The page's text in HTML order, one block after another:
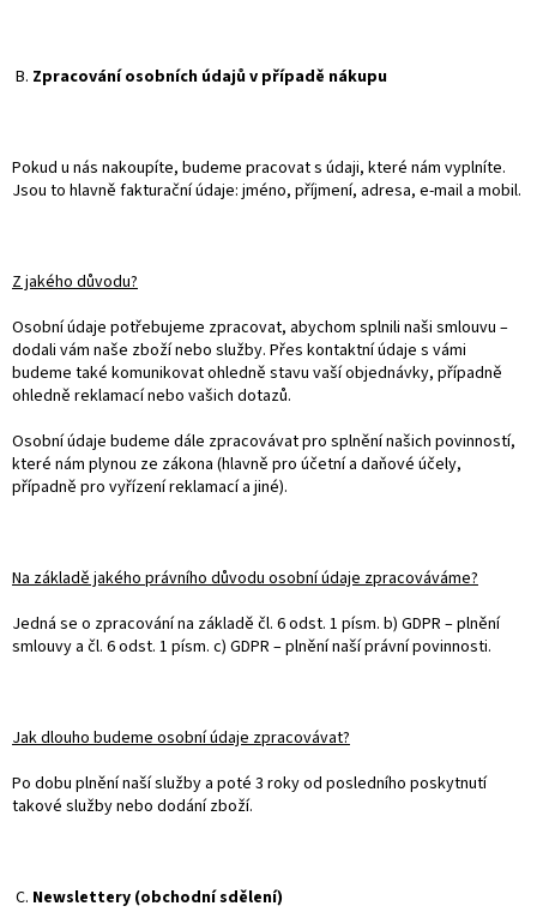
B. Zpracování osobních údajů v případě nákupu
Pokud u nás nakoupíte, budeme pracovat s údaji, které nám vyplníte.
Jsou to hlavně fakturační údaje: jméno, příjmení, adresa, e-mail a mobil.
Z jakého důvodu?
Osobní údaje potřebujeme zpracovat, abychom splnili naši smlouvu –
dodali vám naše zboží nebo služby. Přes kontaktní údaje s vámi
budeme také komunikovat ohledně stavu vaší objednávky, případně
ohledně reklamací nebo vašich dotazů.
Osobní údaje budeme dále zpracovávat pro splnění našich povinností,
které nám plynou ze zákona (hlavně pro účetní a daňové účely,
případně pro vyřízení reklamací a jiné).
Na základě jakého právního důvodu osobní údaje zpracováváme?
Jedná se o zpracování na základě čl. 6 odst. 1 písm. b) GDPR – plnění
smlouvy a čl. 6 odst. 1 písm. c) GDPR – plnění naší právní povinnosti.
Jak dlouho budeme osobní údaje zpracovávat?
Po dobu plnění naší služby a poté 3 roky od posledního poskytnutí
takové služby nebo dodání zboží.
C. Newslettery (obchodní sdělení)